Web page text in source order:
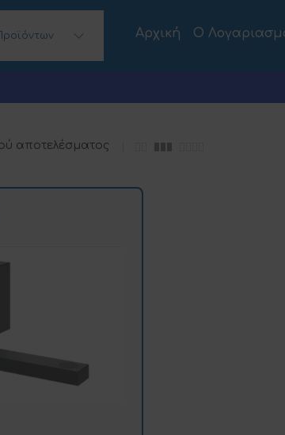
Αρχική Ο
αποτελέσματος